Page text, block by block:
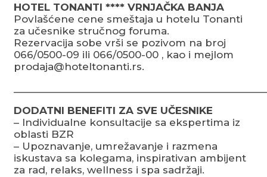
HOTEL TONANTI **** VRNJAČKA BANJA
Povlašćene cene smeštaja u hotelu Tonanti
za učesnike stručnog foruma.
Rezervacija sobe vrši se pozivom na broj
066/0500-09 ili 066/0500-00 , kao i mejlom
prodaja@hoteltonanti.rs.
DODATNI BENEFITI ZA SVE UČESNIKE
– Individualne konsultacije sa ekspertima iz
oblasti BZR
– Upoznavanje, umrežavanje i razmena
iskustava sa kolegama, inspirativan ambijent
za rad, relaks, wellness i spa sadržaji.